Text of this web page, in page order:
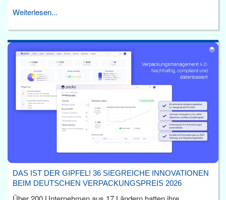
Weiterlesen...
DAS IST DER GIPFEL! 36 SIEGREICHE INNOVATIONEN
BEIM DEUTSCHEN VERPACKUNGSPREIS 2026